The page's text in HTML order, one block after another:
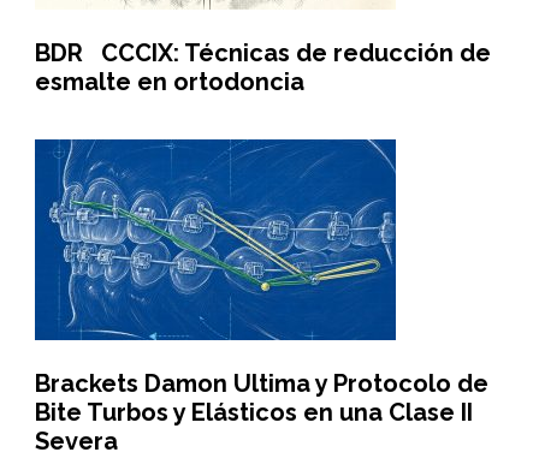
BDR CCCIX: Técnicas de reducción de
esmalte en ortodoncia
Brackets Damon Ultima y Protocolo de
Bite Turbos y Elásticos en una Clase II
Severa